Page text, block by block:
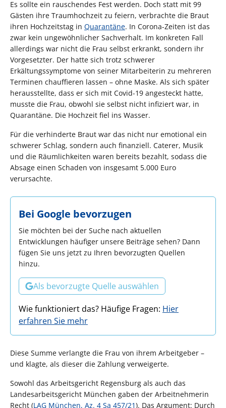
Es sollte ein rauschendes Fest werden. Doch statt mit 99
Gästen ihre Traumhochzeit zu feiern, verbrachte die Braut
ihren Hochzeitstag in Quarantäne. In Corona-Zeiten ist das
zwar kein ungewöhnlicher Sachverhalt. Im konkreten Fall
allerdings war nicht die Frau selbst erkrankt, sondern ihr
Vorgesetzter. Der hatte sich trotz schwerer
Erkältungssymptome von seiner Mitarbeiterin zu mehreren
Terminen chauffieren lassen – ohne Maske. Als sich später
herausstellte, dass er sich mit Covid-19 angesteckt hatte,
musste die Frau, obwohl sie selbst nicht infiziert war, in
Quarantäne. Die Hochzeit fiel ins Wasser.
Für die verhinderte Braut war das nicht nur emotional ein
schwerer Schlag, sondern auch finanziell. Caterer, Musik
und die Räumlichkeiten waren bereits bezahlt, sodass die
Absage einen Schaden von insgesamt 5.000 Euro
verursachte.
Bei Google bevorzugen
Sie möchten bei der Suche nach aktuellen
Entwicklungen häufiger unsere Beiträge sehen? Dann
fügen Sie uns jetzt zu Ihren bevorzugten Quellen
hinzu.
Als bevorzugte Quelle auswählen
Wie funktioniert das? Häufige Fragen: Hier
erfahren Sie mehr
Diese Summe verlangte die Frau von ihrem Arbeitgeber –
und klagte, als dieser die Zahlung verweigerte.
Sowohl das Arbeitsgericht Regensburg als auch das
Landesarbeitsgericht München gaben der Arbeitnehmerin
Recht (LAG München, Az. 4 Sa 457/21). Das Argument: Durch